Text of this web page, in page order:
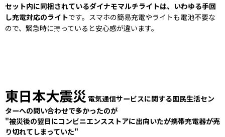
セット内に同梱されているダイナモマルチライトは、いわゆる手回
し充電対応のライトです。スマホの簡易充電やライトも電池不要な
ので、緊急時に持っていると安心感が違います。
東日本大震災 電気通信サービスに関する国民生活セン
ターへの問い合わせで多かったのが
"被災後の翌日にコンビニエンスストアに出向いたが携帯充電器が売
り切れてしまっていた"